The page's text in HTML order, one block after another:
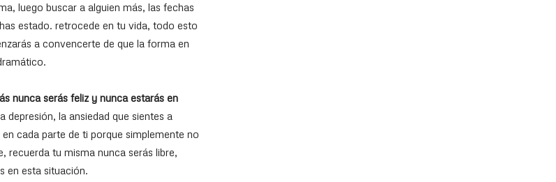
luego buscar a alguien más, las fechas
estado. retrocede en tu vida, todo esto
a convencerte de que la forma en
nunca serás feliz y nunca estarás en
depresión, la ansiedad que sientes a
cada parte de ti porque simplemente no
recuerda tu misma nunca serás libre,
en esta situación.